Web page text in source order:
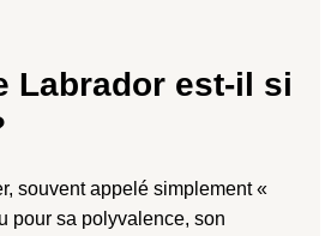
Labrador est-il si
souvent appelé simplement «
pour sa polyvalence, son